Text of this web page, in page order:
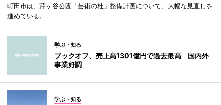
町田市は、芹ヶ谷公園「芸術の杜」整備計画について、大幅な見直しを
進めている。
学ぶ・知る
ブックオフ、売上高1301億円で過去最高 国内外
事業好調
学ぶ・知る